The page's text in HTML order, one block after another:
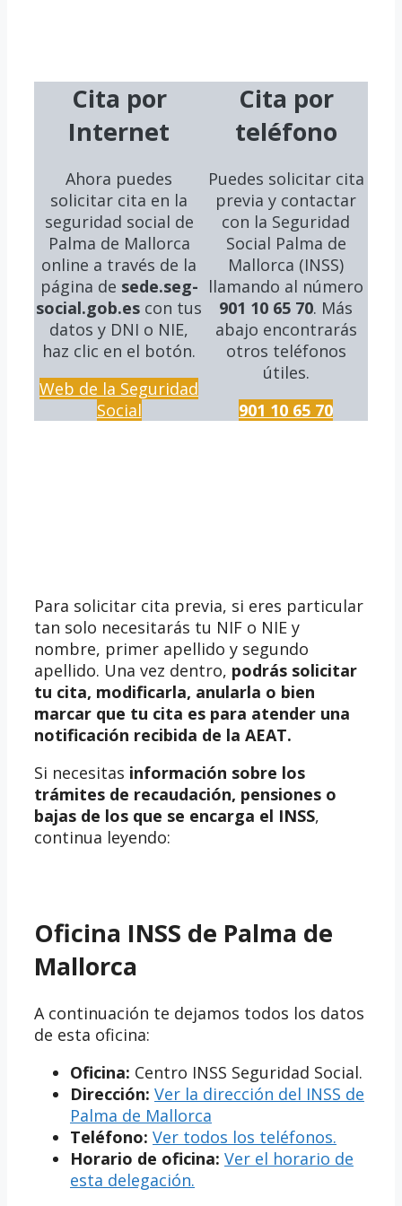
Cita por
Internet
Ahora puedes
solicitar cita en la
seguridad social de
Palma de Mallorca
online a través de la
página de sede.seg-
social.gob.es con tus
datos y DNI o NIE,
haz clic en el botón.
Web de la Seguridad
Social
Cita por
teléfono
Puedes solicitar cita
previa y contactar
con la Seguridad
Social Palma de
Mallorca (INSS)
llamando al número
901 10 65 70. Más
abajo encontrarás
otros teléfonos
útiles.
901 10 65 70
Para solicitar cita previa, si eres particular
tan solo necesitarás tu NIF o NIE y
nombre, primer apellido y segundo
apellido. Una vez dentro, podrás solicitar
tu cita, modificarla, anularla o bien
marcar que tu cita es para atender una
notificación recibida de la AEAT.
Si necesitas información sobre los
trámites de recaudación, pensiones o
bajas de los que se encarga el INSS,
continua leyendo:
Oficina INSS de Palma de
Mallorca
A continuación te dejamos todos los datos
de esta oficina:
Oficina: Centro INSS Seguridad Social.
Dirección: Ver la dirección del INSS de
Palma de Mallorca
Teléfono: Ver todos los teléfonos.
Horario de oficina: Ver el horario de
esta delegación.